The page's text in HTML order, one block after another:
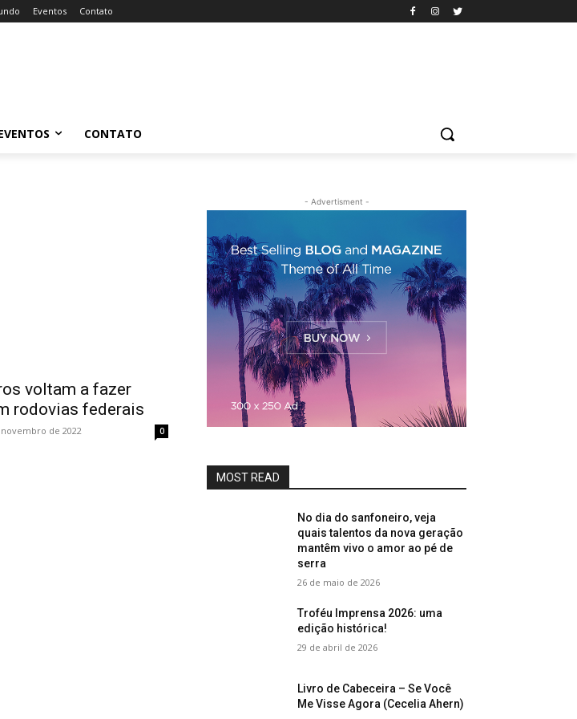
Eventos Contato
CONTATO
voltam a fazer
rodovias federais
de 2022 0
- Advertisment -
MOST READ
No dia do sanfoneiro, veja
quais talentos da nova geração
mantêm vivo o amor ao pé de
serra
26 de maio de 2026
Troféu Imprensa 2026: uma
edição histórica!
29 de abril de 2026
Livro de Cabeceira – Se Você
Me Visse Agora (Cecelia Ahern)